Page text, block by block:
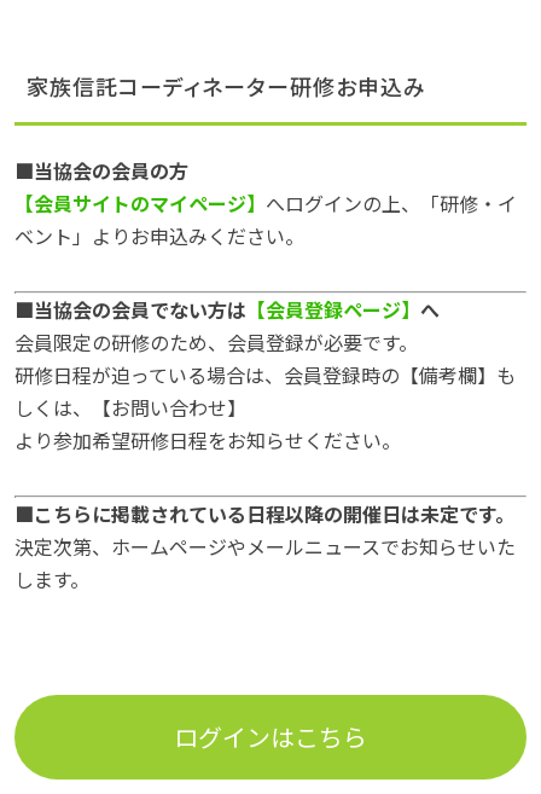
家族信託コーディネーター研修お申込み
■当協会の会員の方
【会員サイトのマイページ】 へログインの上、「研修・イ
ベント」よりお申込みください。
■当協会の会員でない方は 【会員登録ページ】 へ
会員限定の研修のため、会員登録が必要です。
研修日程が迫っている場合は、会員登録時の【備考欄】も
しくは、【お問い合わせ】
より参加希望研修日程をお知らせください。
■こちらに掲載されている日程以降の開催日は未定です。
決定次第、ホームページやメールニュースでお知らせいた
します。
ログインはこちら